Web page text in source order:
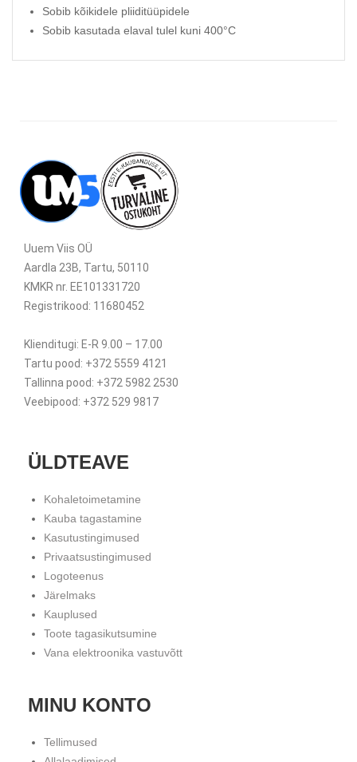
Sobib kõikidele pliiditüüpidele
Sobib kasutada elaval tulel kuni 400°C
Uuem Viis OÜ
Aardla 23B, Tartu, 50110
KMKR nr. EE101331720
Registrikood: 11680452
Klienditugi: E-R 9.00 – 17.00
Tartu pood: +372 5559 4121
Tallinna pood: +372 5982 2530
Veebipood: +372 529 9817
ÜLDTEAVE
Kohaletoimetamine
Kauba tagastamine
Kasutustingimused
Privaatsustingimused
Logoteenus
Järelmaks
Kauplused
Toote tagasikutsumine
Vana elektroonika vastuvõtt
MINU KONTO
Tellimused